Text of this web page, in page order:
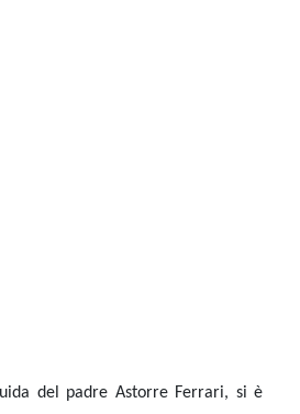
del padre Astorre Ferrari, si è